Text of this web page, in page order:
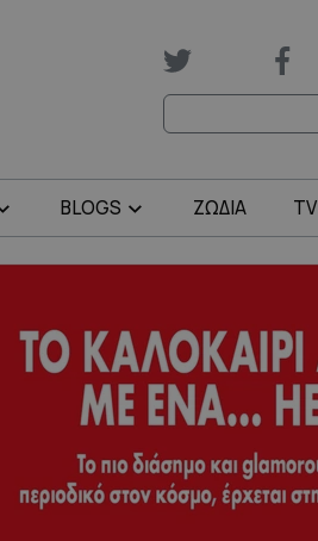
BLOGS ΖΩΔΙΑ TV